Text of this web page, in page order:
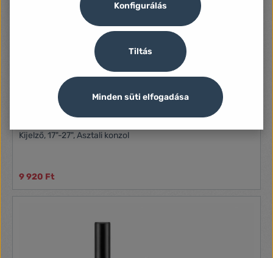
Gembird MS-D2-01 asztali dupla monitortartó konzol
Kijelző, 17"-27", Asztali konzol
9 920 Ft
Tiltás
Konfigurálás
Minden süti elfogadása